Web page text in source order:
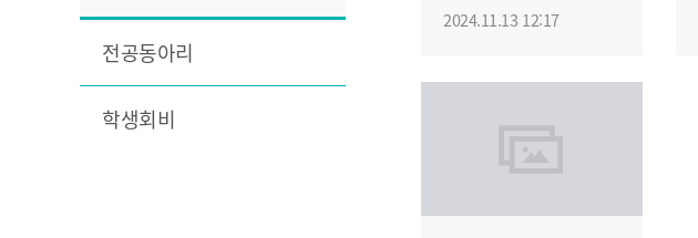
전공동아리
학생회비
2024.11.13 12:17